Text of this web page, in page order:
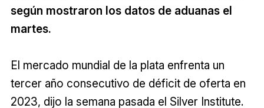
según mostraron los datos de aduanas el
martes.
El mercado mundial de la plata enfrenta un
tercer año consecutivo de déficit de oferta en
2023, dijo la semana pasada el Silver Institute.